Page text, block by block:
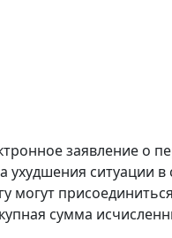
заявление о
ухудшения ситуации
могут
сумма